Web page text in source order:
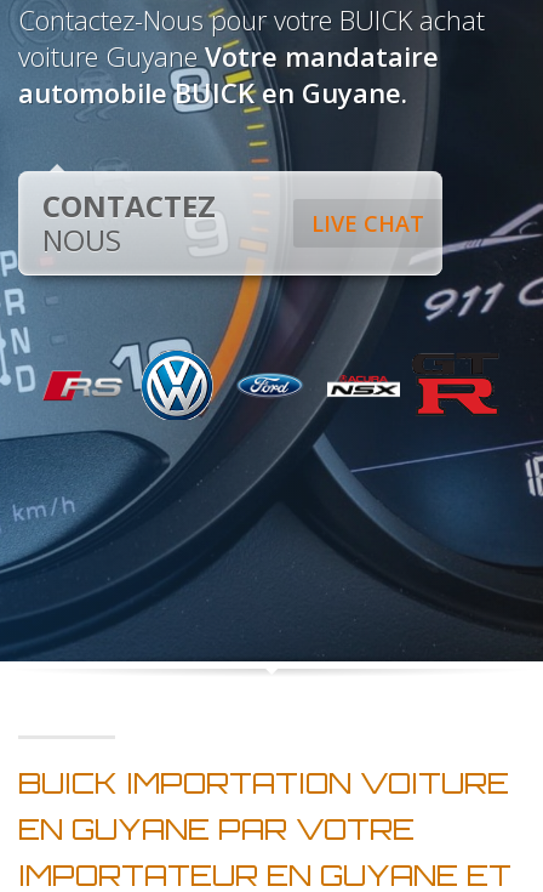
Contactez-Nous pour votre BUICK achat
voiture GuyaneVotre mandataire
automobile BUICK en Guyane.
LIVE CHAT
CONTACTEZ
NOUS
BUICK IMPORTATION VOITURE
EN GUYANE PAR VOTRE
IMPORTATEUR EN GUYANE ET